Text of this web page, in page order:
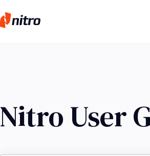
Nitro User